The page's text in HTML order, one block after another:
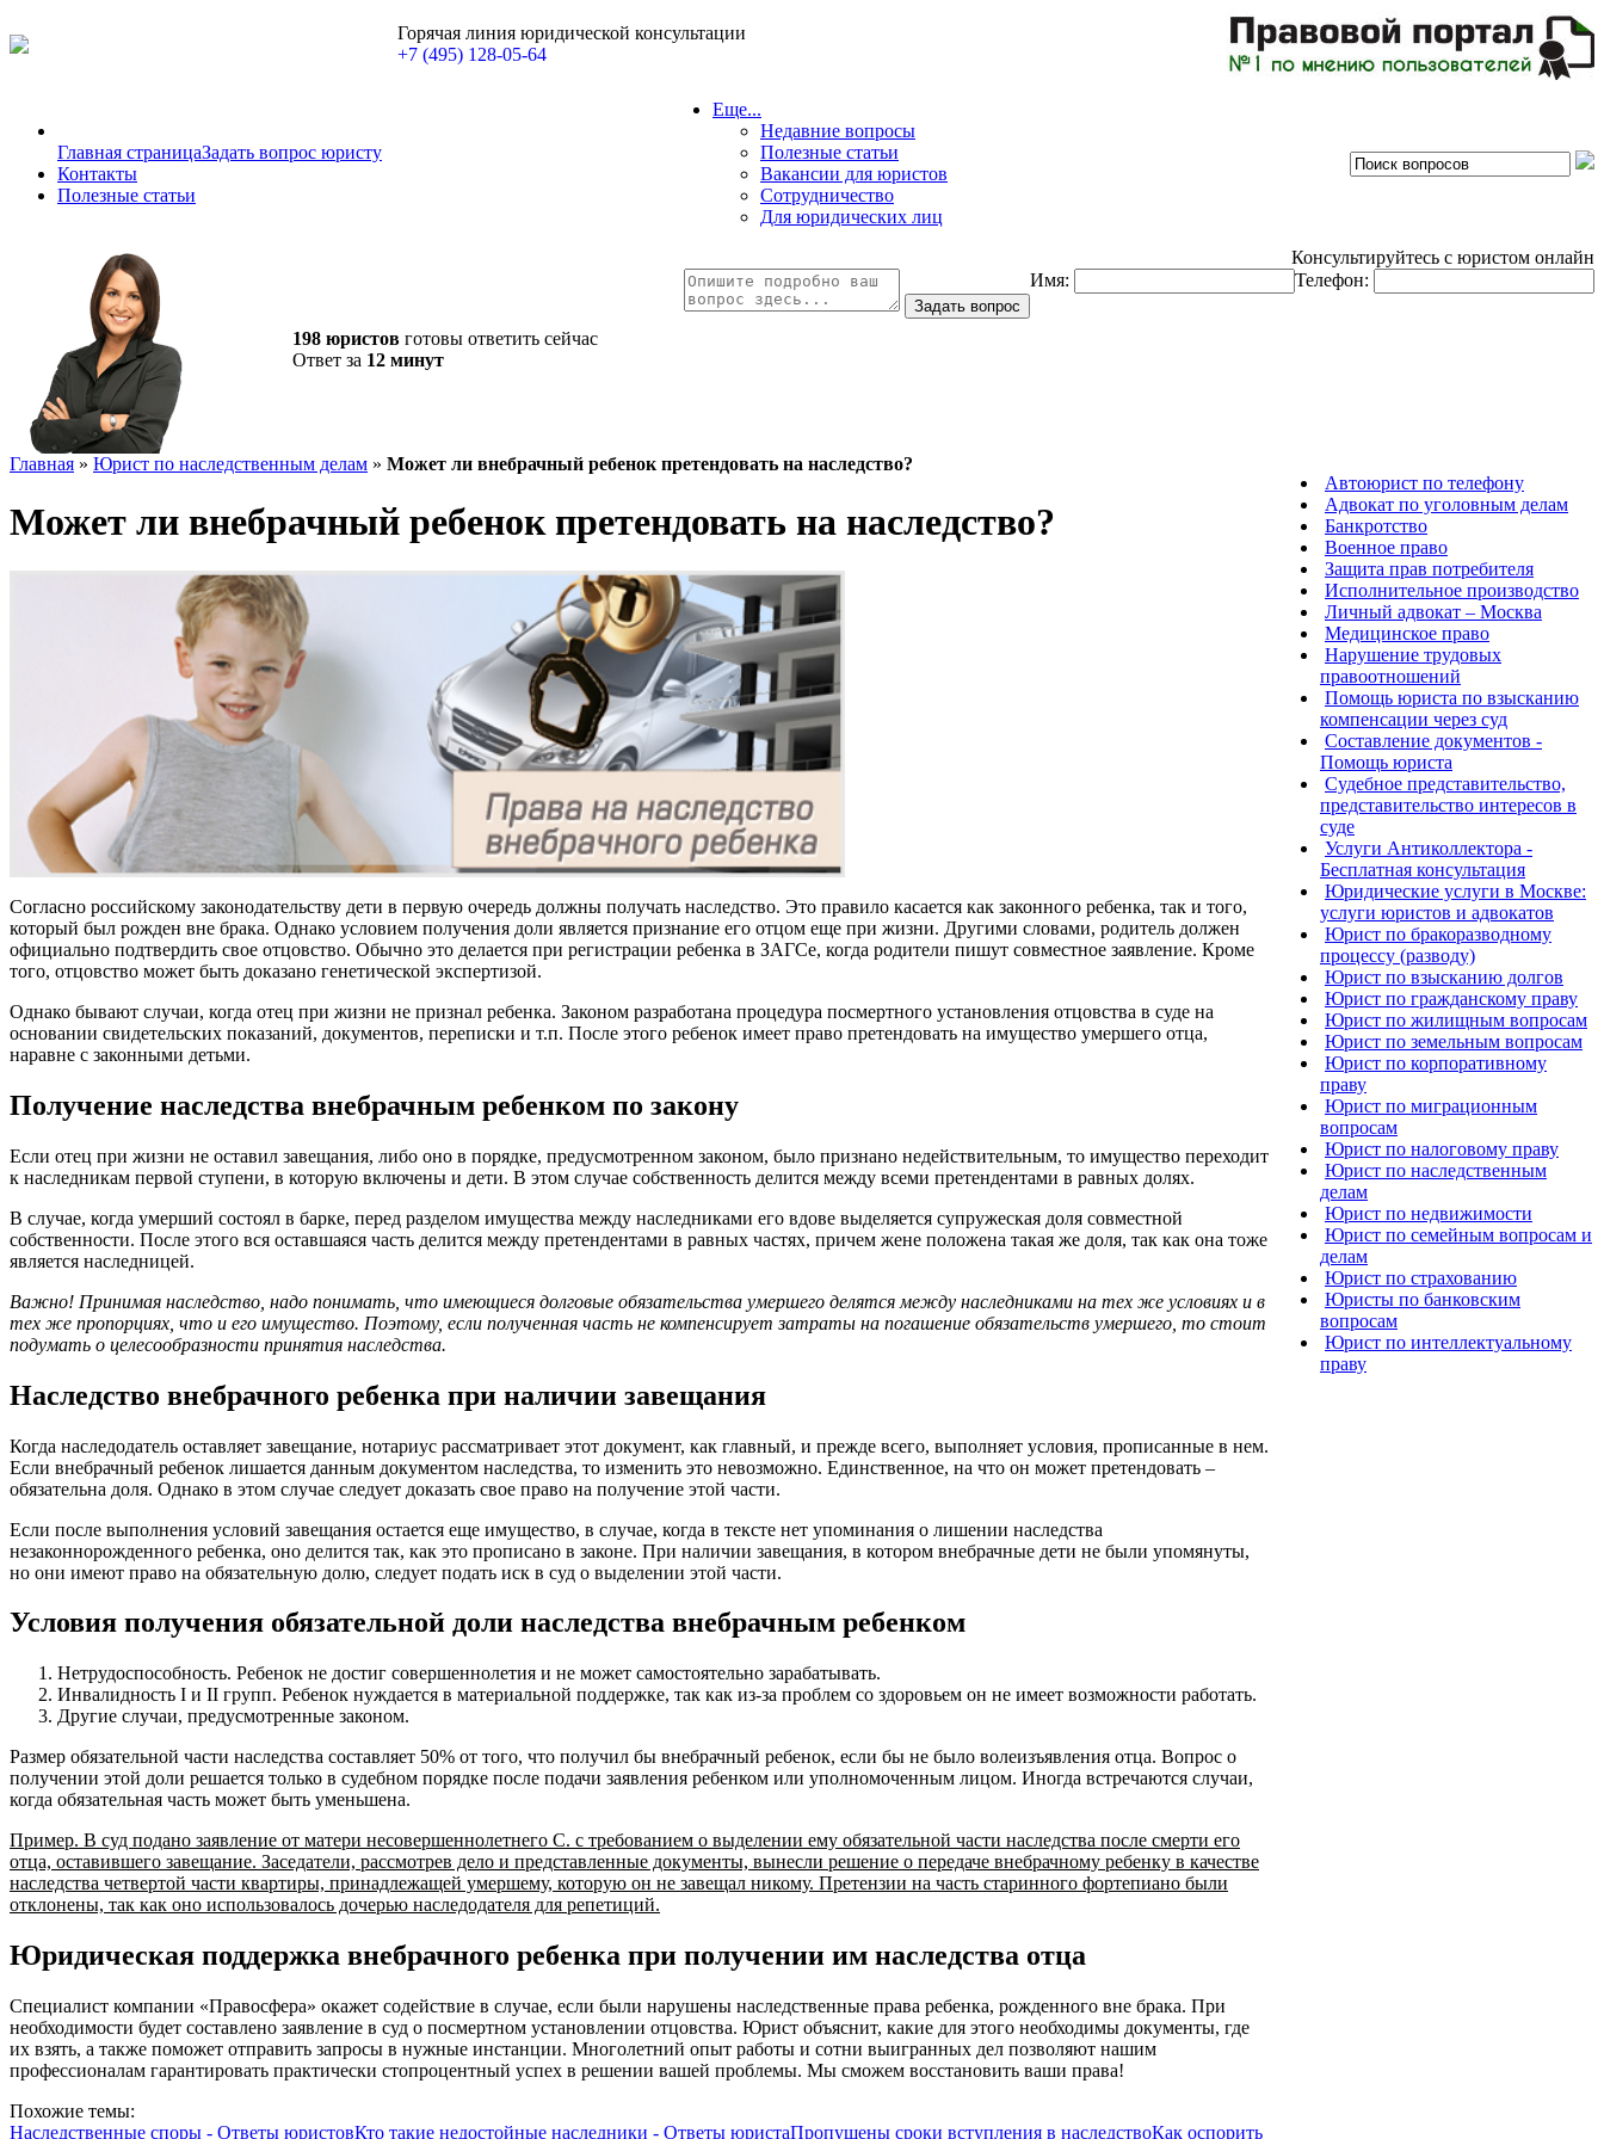
Горячая линия юридической консультации
+7 (495) 128-05-64
Главная страницаЗадать вопрос юристу
Контакты
Полезные статьи
Еще...
Недавние вопросы
Полезные статьи
Вакансии для юристов
Сотрудничество
Для юридических лиц
198 юристов готовы ответить сейчас
Ответ за 12 минут
Консультируйтесь с юристом онлайн
Имя:
Телефон:
Главная » Юрист по наследственным делам » Может ли внебрачный ребенок претендовать на наследство?
Может ли внебрачный ребенок претендовать на наследство?
Согласно российскому законодательству дети в первую очередь должны получать наследство. Это правило касается как законного ребенка, так и того,
который был рожден вне брака. Однако условием получения доли является признание его отцом еще при жизни. Другими словами, родитель должен
официально подтвердить свое отцовство. Обычно это делается при регистрации ребенка в ЗАГСе, когда родители пишут совместное заявление. Кроме
того, отцовство может быть доказано генетической экспертизой.
Однако бывают случаи, когда отец при жизни не признал ребенка. Законом разработана процедура посмертного установления отцовства в суде на
основании свидетельских показаний, документов, переписки и т.п. После этого ребенок имеет право претендовать на имущество умершего отца,
наравне с законными детьми.
Получение наследства внебрачным ребенком по закону
Если отец при жизни не оставил завещания, либо оно в порядке, предусмотренном законом, было признано недействительным, то имущество переходит
к наследникам первой ступени, в которую включены и дети. В этом случае собственность делится между всеми претендентами в равных долях.
В случае, когда умерший состоял в барке, перед разделом имущества между наследниками его вдове выделяется супружеская доля совместной
собственности. После этого вся оставшаяся часть делится между претендентами в равных частях, причем жене положена такая же доля, так как она тоже
является наследницей.
Важно! Принимая наследство, надо понимать, что имеющиеся долговые обязательства умершего делятся между наследниками на тех же условиях и в
тех же пропорциях, что и его имущество. Поэтому, если полученная часть не компенсирует затраты на погашение обязательств умершего, то стоит
подумать о целесообразности принятия наследства.
Наследство внебрачного ребенка при наличии завещания
Когда наследодатель оставляет завещание, нотариус рассматривает этот документ, как главный, и прежде всего, выполняет условия, прописанные в нем.
Если внебрачный ребенок лишается данным документом наследства, то изменить это невозможно. Единственное, на что он может претендовать –
обязательна доля. Однако в этом случае следует доказать свое право на получение этой части.
Если после выполнения условий завещания остается еще имущество, в случае, когда в тексте нет упоминания о лишении наследства
незаконнорожденного ребенка, оно делится так, как это прописано в законе. При наличии завещания, в котором внебрачные дети не были упомянуты,
но они имеют право на обязательную долю, следует подать иск в суд о выделении этой части.
Условия получения обязательной доли наследства внебрачным ребенком
Нетрудоспособность. Ребенок не достиг совершеннолетия и не может самостоятельно зарабатывать.
Инвалидность I и II групп. Ребенок нуждается в материальной поддержке, так как из-за проблем со здоровьем он не имеет возможности работать.
Другие случаи, предусмотренные законом.
Размер обязательной части наследства составляет 50% от того, что получил бы внебрачный ребенок, если бы не было волеизъявления отца. Вопрос о
получении этой доли решается только в судебном порядке после подачи заявления ребенком или уполномоченным лицом. Иногда встречаются случаи,
когда обязательная часть может быть уменьшена.
Пример. В суд подано заявление от матери несовершеннолетнего С. с требованием о выделении ему обязательной части наследства после смерти его
отца, оставившего завещание. Заседатели, рассмотрев дело и представленные документы, вынесли решение о передаче внебрачному ребенку в качестве
наследства четвертой части квартиры, принадлежащей умершему, которую он не завещал никому. Претензии на часть старинного фортепиано были
отклонены, так как оно использовалось дочерью наследодателя для репетиций.
Юридическая поддержка внебрачного ребенка при получении им наследства отца
Специалист компании «Правосфера» окажет содействие в случае, если были нарушены наследственные права ребенка, рожденного вне брака. При
необходимости будет составлено заявление в суд о посмертном установлении отцовства. Юрист объяснит, какие для этого необходимы документы, где
их взять, а также поможет отправить запросы в нужные инстанции. Многолетний опыт работы и сотни выигранных дел позволяют нашим
профессионалам гарантировать практически стопроцентный успех в решении вашей проблемы. Мы сможем восстановить ваши права!
Похожие темы:
Наследственные споры - Ответы юристовКто такие недостойные наследники - Ответы юристаПропущены сроки вступления в наследствоКак оспорить
Автоюрист по телефону
Адвокат по уголовным делам
Банкротство
Военное право
Защита прав потребителя
Исполнительное производство
Личный адвокат – Москва
Медицинское право
Нарушение трудовых
правоотношений
Помощь юриста по взысканию
компенсации через суд
Составление документов -
Помощь юриста
Судебное представительство,
представительство интересов в
суде
Услуги Антиколлектора -
Бесплатная консультация
Юридические услуги в Москве:
услуги юристов и адвокатов
Юрист по бракоразводному
процессу (разводу)
Юрист по взысканию долгов
Юрист по гражданскому праву
Юрист по жилищным вопросам
Юрист по земельным вопросам
Юрист по корпоративному
праву
Юрист по миграционным
вопросам
Юрист по налоговому праву
Юрист по наследственным
делам
Юрист по недвижимости
Юрист по семейным вопросам и
делам
Юрист по страхованию
Юристы по банковским
вопросам
Юрист по интеллектуальному
праву